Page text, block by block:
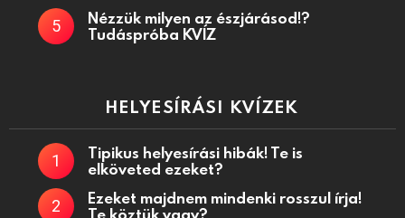
Nézzük milyen az észjárásod!?
Tudáspróba KVÍZ
HELYESÍRÁSI KVÍZEK
Tipikus helyesírási hibák! Te is
elköveted ezeket?
Ezeket majdnem mindenki rosszul írja!
Te köztük vagy?